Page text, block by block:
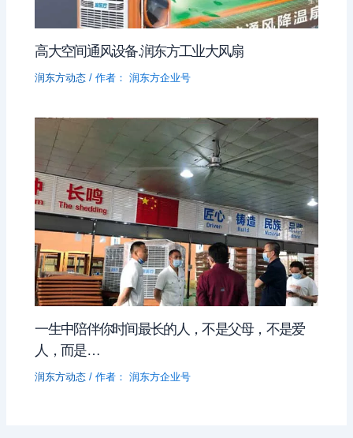
高大空间通风设备.润东方工业大风扇
润东方动态 / 作者： 润东方企业号
一生中陪伴你时间最长的人，不是父母，不是爱
人，而是…
润东方动态 / 作者： 润东方企业号